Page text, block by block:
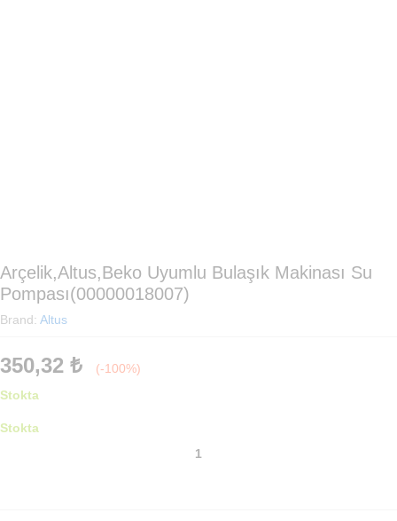
Arçelik,Altus,Beko Uyumlu Bulaşık Makinası Su
Pompası(00000018007)
Brand: Altus
350,32 ₺
(-100%)
Stokta
Stokta